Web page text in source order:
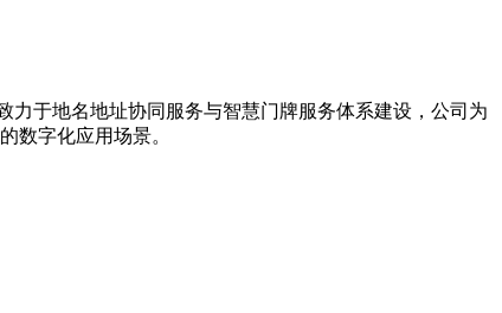
力于地名地址协同服务与智慧门牌服务体系建设，公司为
数字化应用场景。